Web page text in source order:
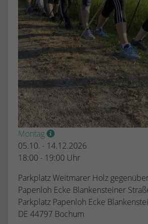
Montag
05.10. - 14.12.2026
18:00 - 19:00 Uhr
Parkplatz Weitmarer Holz
Papenloh Ecke Blankensteiner
Parkplatz Papenloh Ecke
DE 44797 Bochum